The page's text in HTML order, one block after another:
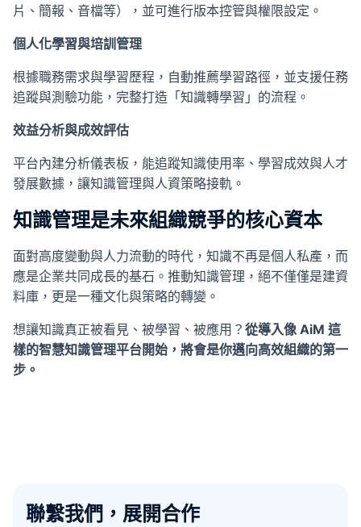
片、簡報、音檔等），並可進行版本控管與權限設定。
個人化學習與培訓管理
根據職務需求與學習歷程，自動推薦學習路徑，並支援任務
追蹤與測驗功能，完整打造「知識轉學習」的流程。
效益分析與成效評估
平台內建分析儀表板，能追蹤知識使用率、學習成效與人才
發展數據，讓知識管理與人資策略接軌。
知識管理是未來組織競爭的核心資本
面對高度變動與人力流動的時代，知識不再是個人私產，而
應是企業共同成長的基石。推動知識管理，絕不僅僅是建資
料庫，更是一種文化與策略的轉變。
想讓知識真正被看見、被學習、被應用？ 從導入像 AiM 這
樣的智慧知識管理平台開始，將會是你邁向高效組織的第一
步。
聯繫我們，展開合作